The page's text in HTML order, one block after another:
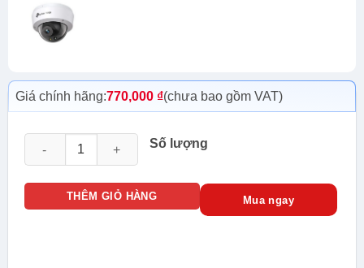
Giá chính hãng:770,000 ₫(chưa bao gồm VAT)
Số lượng
Camera IP Mạng VIGI Dome Có Màu 3MP VIGI C230 (2.8 -
THÊM GIỎ HÀNG Mua ngay